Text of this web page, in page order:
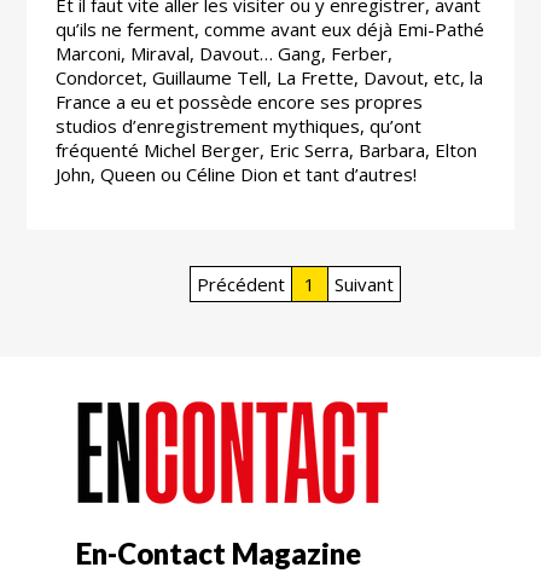
Et il faut vite aller les visiter ou y enregistrer, avant
qu’ils ne ferment, comme avant eux déjà Emi-Pathé
Marconi, Miraval, Davout… Gang, Ferber,
Condorcet, Guillaume Tell, La Frette, Davout, etc, la
France a eu et possède encore ses propres
studios d’enregistrement mythiques, qu’ont
fréquenté Michel Berger, Eric Serra, Barbara, Elton
John, Queen ou Céline Dion et tant d’autres!
Précédent 1 Suivant
En-Contact Magazine